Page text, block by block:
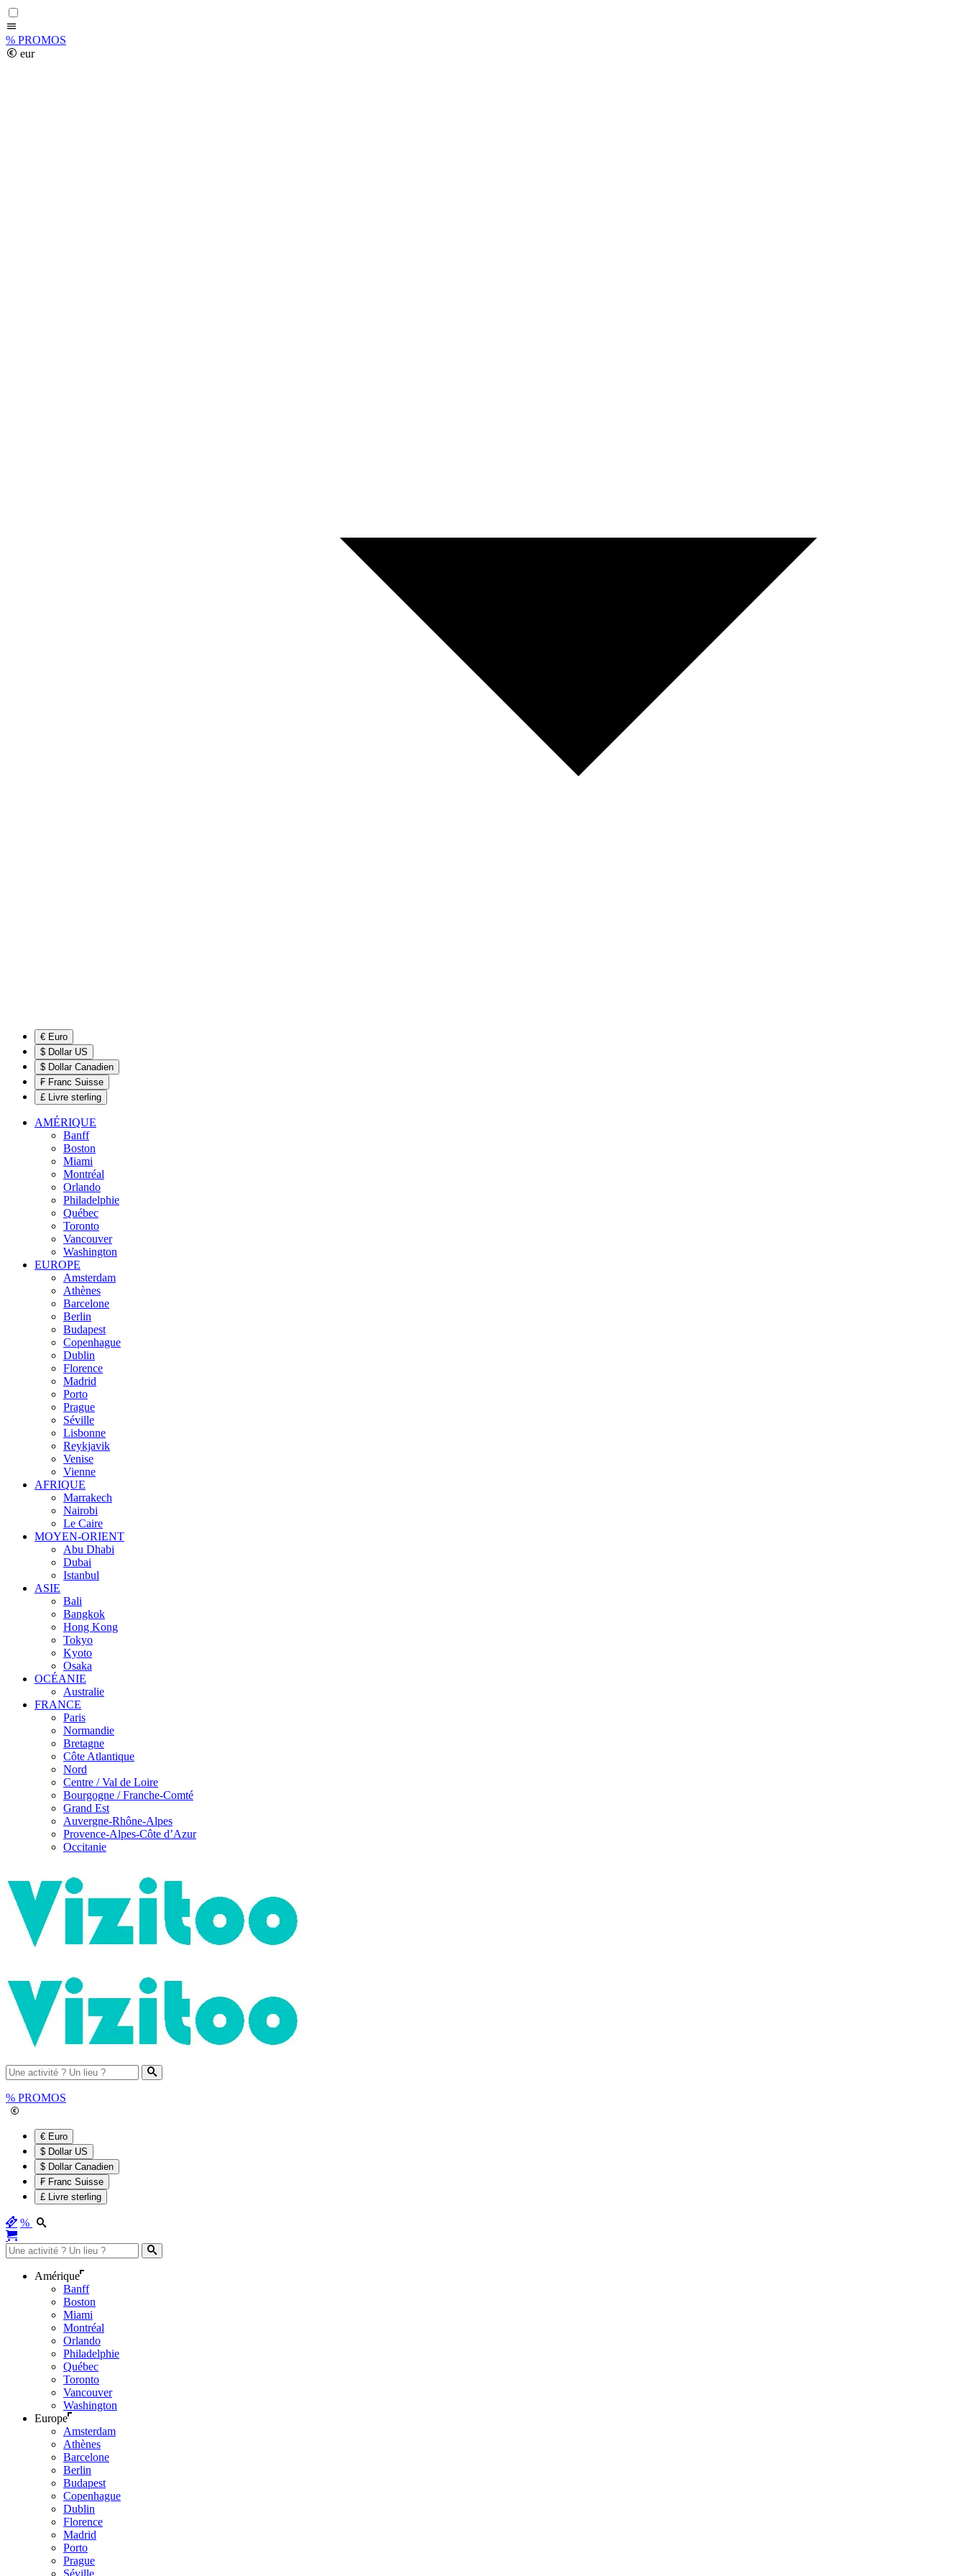
% PROMOS
eur
€ Euro
$ Dollar US
$ Dollar Canadien
₣ Franc Suisse
£ Livre sterling
AMÉRIQUE
Banff
Boston
Miami
Montréal
Orlando
Philadelphie
Québec
Toronto
Vancouver
Washington
EUROPE
Amsterdam
Athènes
Barcelone
Berlin
Budapest
Copenhague
Dublin
Florence
Madrid
Porto
Prague
Séville
Lisbonne
Reykjavik
Venise
Vienne
AFRIQUE
Marrakech
Nairobi
Le Caire
MOYEN-ORIENT
Abu Dhabi
Dubai
Istanbul
ASIE
Bali
Bangkok
Hong Kong
Tokyo
Kyoto
Osaka
OCÉANIE
Australie
FRANCE
Paris
Normandie
Bretagne
Côte Atlantique
Nord
Centre / Val de Loire
Bourgogne / Franche-Comté
Grand Est
Auvergne-Rhône-Alpes
Provence-Alpes-Côte d’Azur
Occitanie
% PROMOS
€ Euro
$ Dollar US
$ Dollar Canadien
₣ Franc Suisse
£ Livre sterling
%
Amérique
Banff
Boston
Miami
Montréal
Orlando
Philadelphie
Québec
Toronto
Vancouver
Washington
Europe
Amsterdam
Athènes
Barcelone
Berlin
Budapest
Copenhague
Dublin
Florence
Madrid
Porto
Prague
Séville